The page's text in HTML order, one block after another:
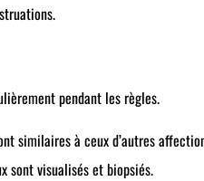
pendant les règles.
similaires à ceux d’autres
sont visualisés et biopsiés.